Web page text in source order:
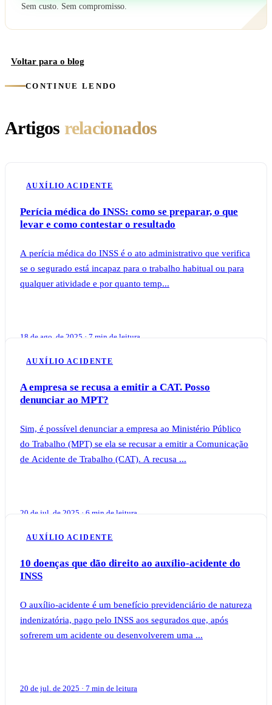
Sem custo. Sem compromisso.
Voltar para o blog
CONTINUE LENDO
Artigos relacionados
AUXÍLIO ACIDENTE
Perícia médica do INSS: como se preparar, o que
levar e como contestar o resultado
A perícia médica do INSS é o ato administrativo que verifica
se o segurado está incapaz para o trabalho habitual ou para
qualquer atividade e por quanto temp...
18 de ago. de 2025 · 7 min de leitura
AUXÍLIO ACIDENTE
A empresa se recusa a emitir a CAT. Posso
denunciar ao MPT?
Sim, é possível denunciar a empresa ao Ministério Público
do Trabalho (MPT) se ela se recusar a emitir a Comunicação
de Acidente de Trabalho (CAT). A recusa ...
20 de jul. de 2025 · 6 min de leitura
AUXÍLIO ACIDENTE
10 doenças que dão direito ao auxílio-acidente do
INSS
O auxílio-acidente é um benefício previdenciário de natureza
indenizatória, pago pelo INSS aos segurados que, após
sofrerem um acidente ou desenvolverem uma ...
20 de jul. de 2025 · 7 min de leitura